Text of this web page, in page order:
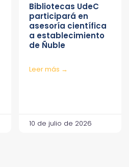
Bibliotecas UdeC
participará en
asesoría científica
a establecimiento
de Ñuble
Leer más →
10 de julio de 2026